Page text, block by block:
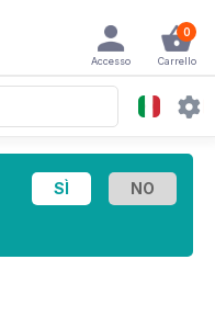
0
Carrello
Accesso